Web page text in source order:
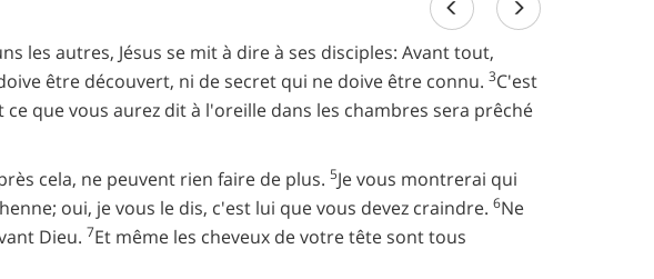
les autres, Jésus se mit à dire à ses disciples: Avant tout,
être découvert, ni de secret qui ne doive être connu. 3C'est
que vous aurez dit à l'oreille dans les chambres sera prêché
cela, ne peuvent rien faire de plus. 5Je vous montrerai qui
oui, je vous le dis, c'est lui que vous devez craindre. 6Ne
Dieu. 7Et même les cheveux de votre tête sont tous